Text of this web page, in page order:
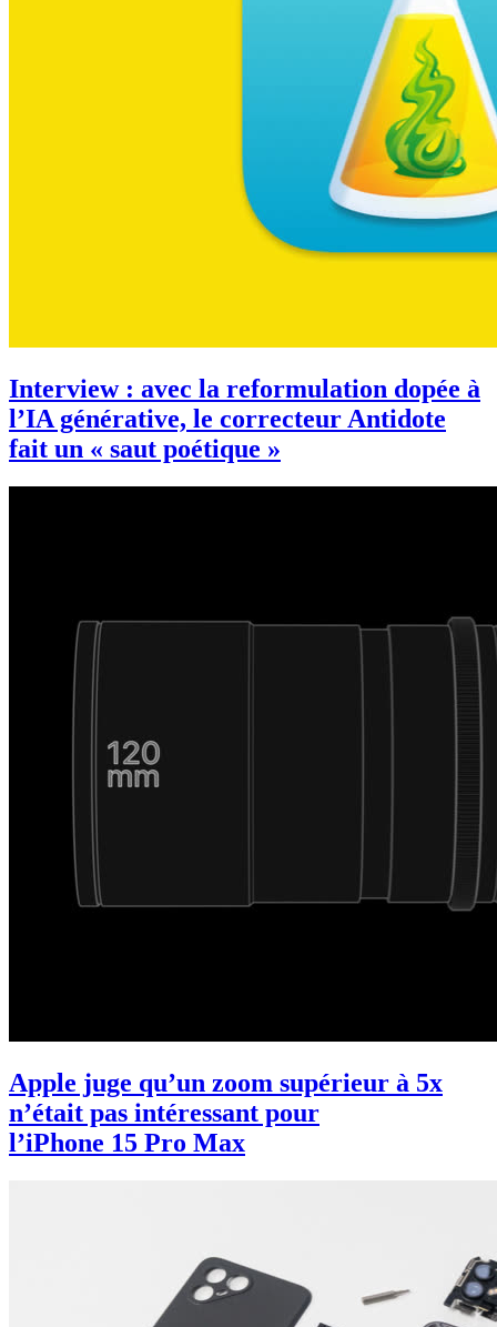
Interview : avec la reformulation dopée à
l’IA générative, le correcteur Antidote
fait un « saut poétique »
Apple juge qu’un zoom supérieur à 5x
n’était pas intéressant pour
l’iPhone 15 Pro Max